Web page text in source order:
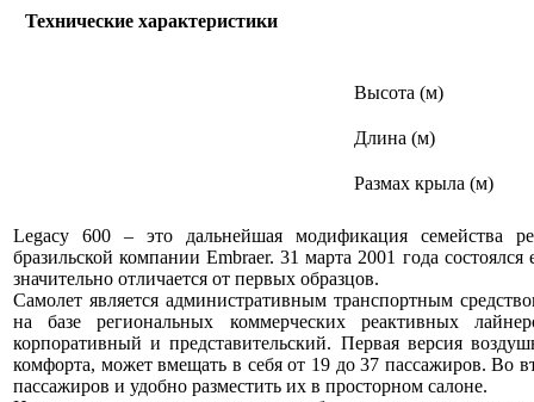
Технические характеристики
Высота (м)
Длина (м)
Размах крыла (м)
Legacy 600 – это дальнейшая модификация семейства
бразильской компании Embraer. 31 марта 2001 года
значительно отличается от первых образцов.
Самолет является административным транспортным
на базе региональных коммерческих реактивных
корпоративный и представительский. Первая версия
комфорта, может вмещать в себя от 19 до 37 пассажиров. Во
пассажиров и удобно разместить их в просторном салоне.